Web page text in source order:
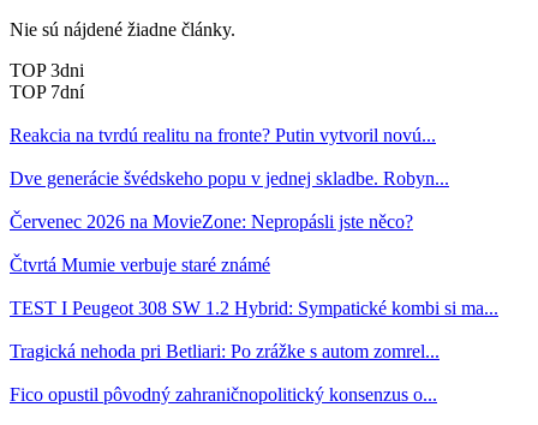
Nie sú nájdené žiadne články.
TOP 3dni
TOP 7dní
Reakcia na tvrdú realitu na fronte? Putin vytvoril novú...
Dve generácie švédskeho popu v jednej skladbe. Robyn...
Červenec 2026 na MovieZone: Nepropásli jste něco?
Čtvrtá Mumie verbuje staré známé
TEST I Peugeot 308 SW 1.2 Hybrid: Sympatické kombi si ma...
Tragická nehoda pri Betliari: Po zrážke s autom zomrel...
Fico opustil pôvodný zahraničnopolitický konsenzus o...